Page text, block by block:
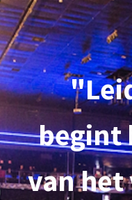
begint
van